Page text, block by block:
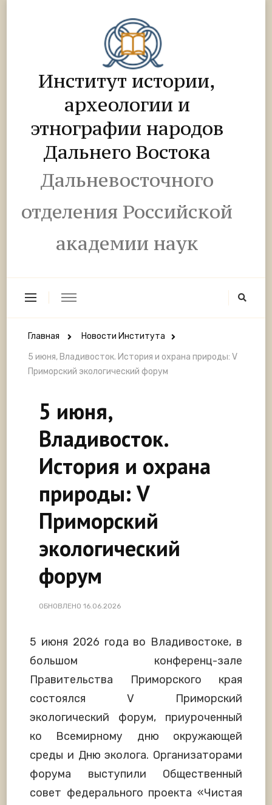
Институт истории,
археологии и
этнографии народов
Дальнего Востока
Дальневосточного
отделения Российской
академии наук
Главная
Новости Института
5 июня, Владивосток. История и охрана природы: V
Приморский экологический форум
5 июня,
Владивосток.
История и охрана
природы: V
Приморский
экологический
форум
ОБНОВЛЕНО 16.06.2026
5 июня 2026 года во Владивостоке, в
большом конференц-зале
Правительства Приморского края
состоялся V Приморский
экологический форум, приуроченный
ко Всемирному дню окружающей
среды и Дню эколога. Организаторами
форума выступили Общественный
совет федерального проекта «Чистая